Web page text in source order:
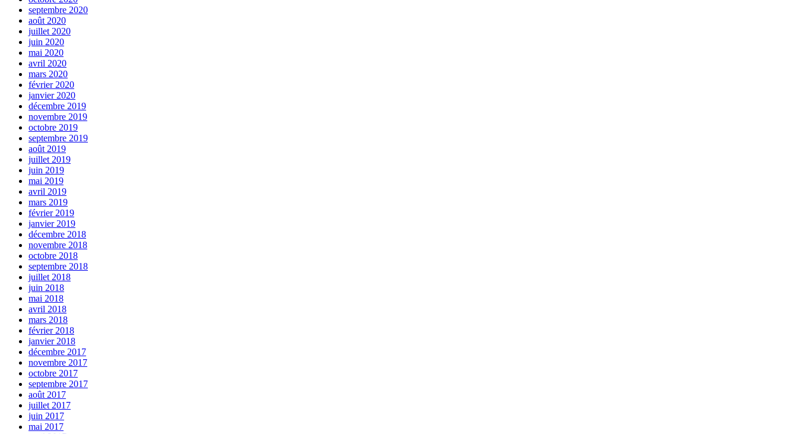
septembre 2020
août 2020
juillet 2020
juin 2020
mai 2020
avril 2020
mars 2020
février 2020
janvier 2020
décembre 2019
novembre 2019
octobre 2019
septembre 2019
août 2019
juillet 2019
juin 2019
mai 2019
avril 2019
mars 2019
février 2019
janvier 2019
décembre 2018
novembre 2018
octobre 2018
septembre 2018
juillet 2018
juin 2018
mai 2018
avril 2018
mars 2018
février 2018
janvier 2018
décembre 2017
novembre 2017
octobre 2017
septembre 2017
août 2017
juillet 2017
juin 2017
mai 2017